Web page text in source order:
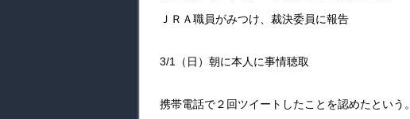
ＪＲＡ職員がみつけ、裁決委員に報告
3/1（日）朝に本人に事情聴取
携帯電話で２回ツイートしたことを認めたという。